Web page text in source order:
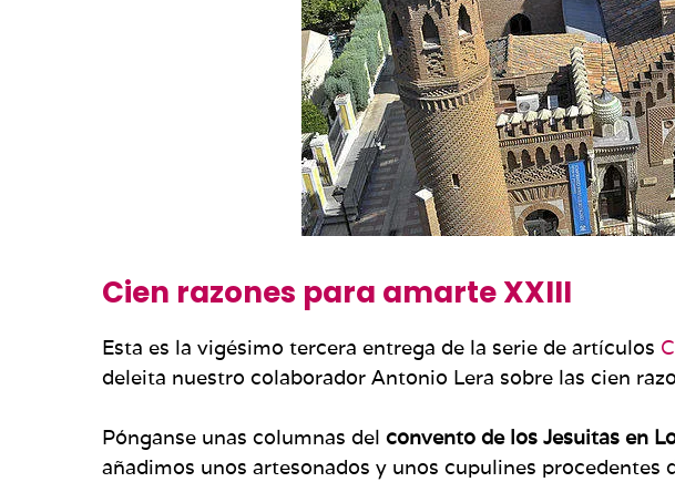
Cien razones para amarte XXIII
Esta es la vigésimo tercera entrega de la serie de artículos
deleita nuestro colaborador Antonio Lera sobre las cien
Pónganse unas columnas del convento de los Jesuitas en
añadimos unos artesonados y unos cupulines procedentes